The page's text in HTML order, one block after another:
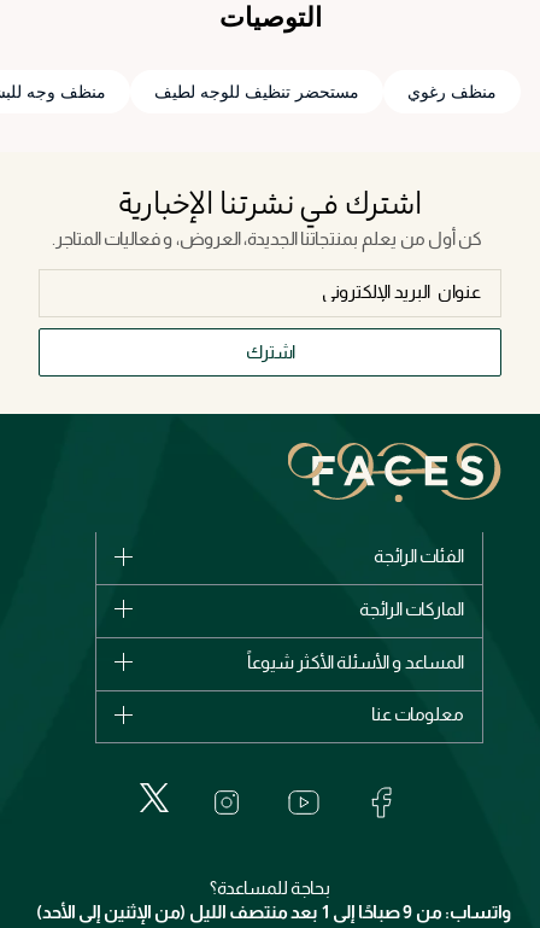
التوصيات
منظف رغوي مستحضر تنظيف للوجه لطيف منظف وجه
اشترك في نشرتنا الإخبارية
كن أول من يعلم بمنتجاتنا الجديدة، العروض، و فعاليات المتاجر.
اشترك
الفئات الرائجة
الأكثر مبيعاً
اشترِ بطاقة هدية
الماركات الرائجة
بربري
إيف سان لوران
المساعد و الأسئلة الأكثر شيوعاً
الإرجاع
معلومات عنا
خدمات المعارض
برنامج الولاء ميوز
بحاجة للمساعدة؟
واتساب: من 9 صباحًا إلى 1 بعد منتصف الليل (من الإثنين إلى الأحد)